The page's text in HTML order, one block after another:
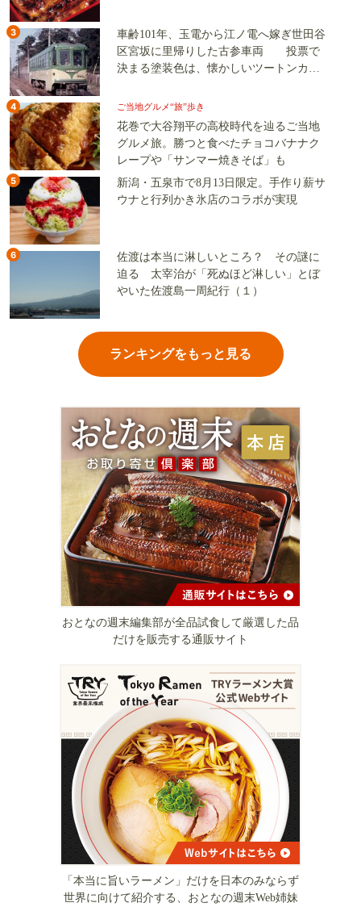
3
車齢101年、玉電から江ノ電へ嫁ぎ世田谷
区宮坂に里帰りした古参車両 投票で
決まる塗装色は、懐かしいツートンカラ
4 ご当地グルメ“旅”歩き
花巻で大谷翔平の高校時代を辿るご当地
グルメ旅。勝つと食べたチョコバナナク
レープや「サンマー焼きそば」も
5
新潟・五泉市で8月13日限定。手作り薪サ
ウナと行列かき氷店のコラボが実現
6
佐渡は本当に淋しいところ？ その謎に
迫る 太宰治が「死ぬほど淋しい」とぼ
やいた佐渡島一周紀行（１）
ランキングをもっと見る
おとなの週末編集部が全品試食して厳選した品
だけを販売する通販サイト
「本当に旨いラーメン」だけを日本のみならず
世界に向けて紹介する、おとなの週末Web姉妹